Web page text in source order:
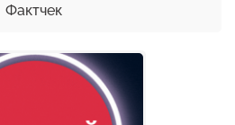
Фактчек